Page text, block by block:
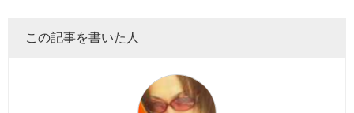
この記事を書いた人